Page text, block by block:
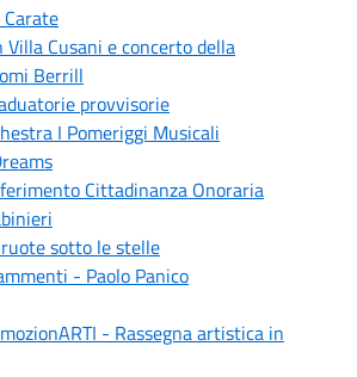
Villa Cusani e concerto della
Berrill
provvisorie
I Pomeriggi Musicali
Cittadinanza Onoraria
sotto le stelle
- Paolo Panico
- Rassegna artistica in